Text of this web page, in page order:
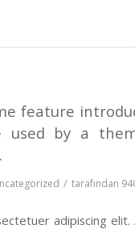
feature
used by a
/ tarafından
adipiscing